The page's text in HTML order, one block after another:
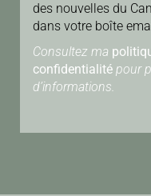
des nouvelles du
dans votre boîte
Consultez ma
confidentialité pour
d’informations.